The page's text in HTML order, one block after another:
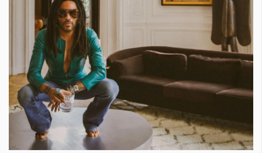
КАТЕГОРИИ
Wine&Dine
Подкасти
Мода
Dialogue
Изкуство
ползване
За нас
Реклама
Политика за